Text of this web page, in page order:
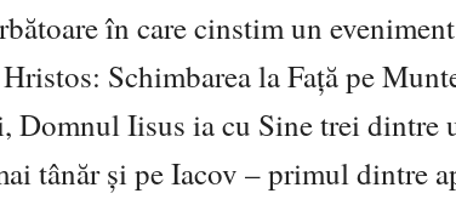
în care cinstim un
Schimbarea la Față pe
Iisus ia cu Sine trei dintre
tânăr şi pe Iacov – primul dintre